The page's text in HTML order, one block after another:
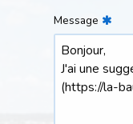
Message